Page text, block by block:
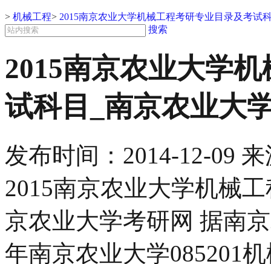
> 机械工程> 2015南京农业大学机械工程考研专业目录及考试
搜索
2015南京农业大学
试科目_南京农业大
发布时间： 2014-12-09 来
2015南京农业大学机械
京农业大学考研网 据南
年南京农业大学085201